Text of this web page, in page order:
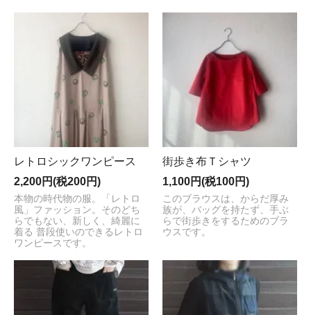
レトロシックワンピース
2,200円(税200円)
本物の時代物の服。「レトロ
風」ファッション。そのどち
らでもない、新しく、綺麗に
着る 普段使いのできるレトロ
ワンピースです。
街歩き布Ｔシャツ
1,100円(税100円)
このブラウスは、からだ厚み
族が、バッグを持たず、手ぶ
らで街歩きをするためのブラ
ウスです。